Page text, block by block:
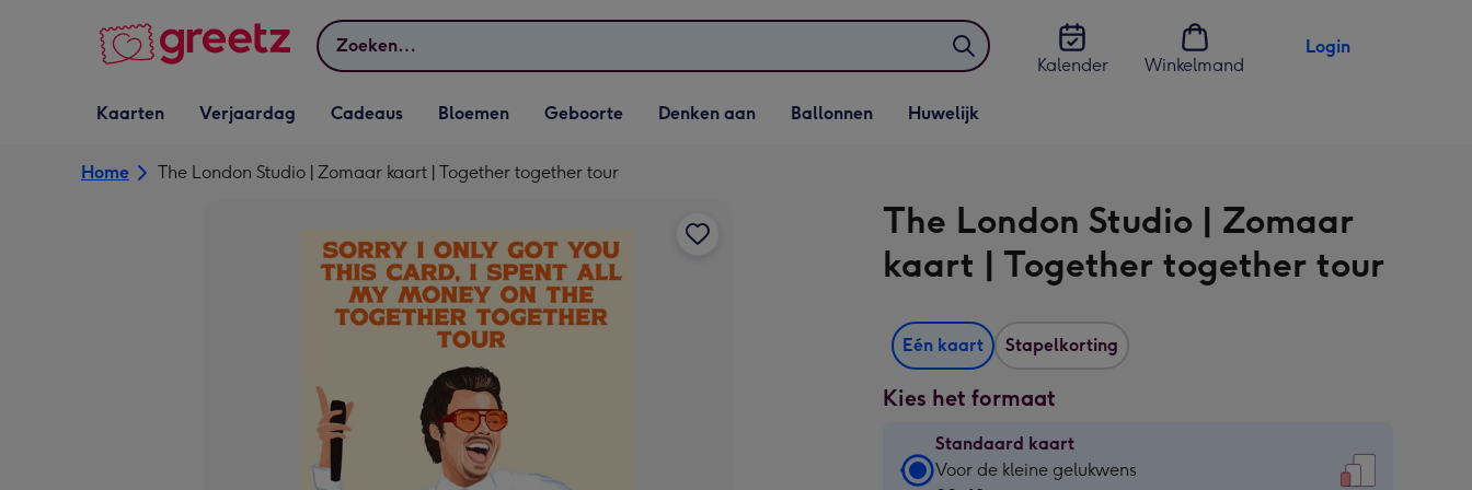
Zoeken
Kalender
Winkelmand
Login
Vervolgkeuzelijst
Kaarten openen
Kaarten
Vervolgkeuzelijst
Verjaardag openen
Verjaardag
Vervolgkeuzelijst
Cadeaus openen
Cadeaus
Vervolgkeuzelijst
Bloemen openen
Bloemen
Vervolgkeuzelijst
Geboorte openen
Geboorte
Vervolgkeuzelijst
Denken aan openen
Denken aan
Vervolgkeuzelijst
Ballonnen openen
Ballonnen
Vervolgkeuzelijst
Huwelijk openen
Huwelijk
Home The London Studio | Zomaar kaart | Together together tour
The London Studio | Zomaar
kaart | Together together tour
Eén kaart Stapelkorting
Kies het formaat
Standaard kaart
Standaard
Voor de kleine gelukwens